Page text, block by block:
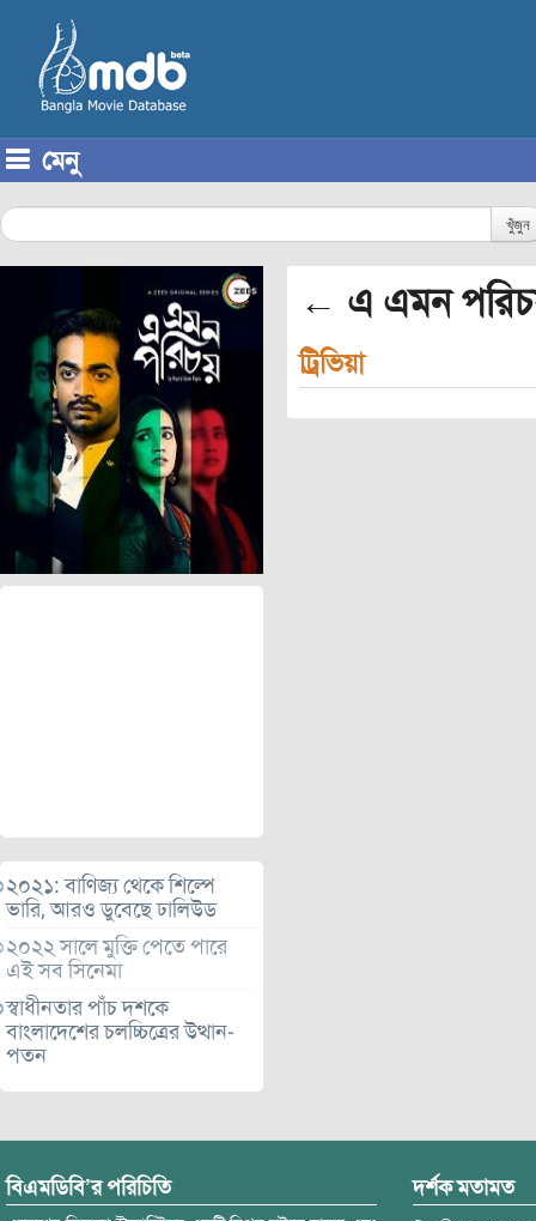
মেনু
খুঁজুন
২০২১: বাণিজ্য থেকে শিল্পে
ভারি, আরও ডুবেছে ঢালিউড
২০২২ সালে মুক্তি পেতে পারে
এই সব সিনেমা
স্বাধীনতার পাঁচ দশকে
বাংলাদেশের চলচ্চিত্রের উত্থান-
পতন
← এ এমন
ট্রিভিয়া
বিএমডিবি’র পরিচিতি দর্শক মতামত